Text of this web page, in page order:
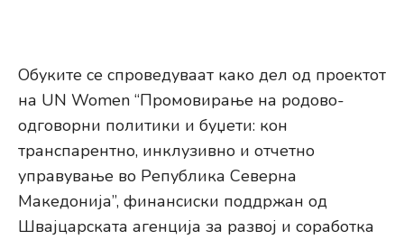
Обуките се спроведуваат како дел од проектот
на UN Women “Промовирање на родово-
одговорни политики и буџети: кон
транспарентно, инклузивно и отчетно
управување во Република Северна
Македонија”, финансиски поддржан од
Швајцарската агенција за развој и соработка